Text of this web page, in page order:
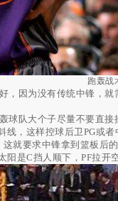
跑轰战
，因为没有传统中锋，
球队大个子尽量不要直
线，这样控球后卫PG或
就要求中锋拿到篮板后
阳是C挡人顺下，PF拉